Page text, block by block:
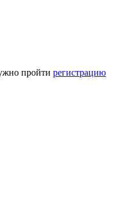
пройти регистрацию